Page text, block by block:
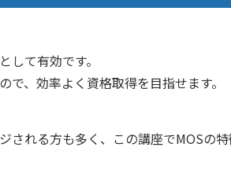
て有効です。
、効率よく資格取得を目指せます。
れる方も多く、この講座でMOSの特